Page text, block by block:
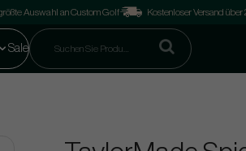
Auswahl an Custom Golf Kostenloser Versand über
Sale